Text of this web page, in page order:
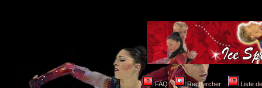
FAQ Rechercher Liste